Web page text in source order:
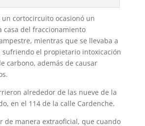
cortocircuito ocasionó un
casa del fraccionamiento
mientras que se llevaba a
sufriendo el pro­pietario intoxicación
car­bono, además de causar
alrededor de las nueve de la
en el 114 de la calle Cardenche.
de manera extraoficial, que cuando